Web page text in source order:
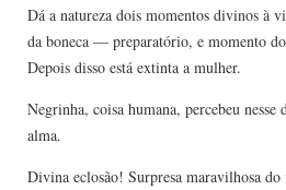
Dá a natureza dois momentos divinos à
da boneca — preparatório, e momento
Depois disso está extinta a mulher.
Negrinha, coisa humana, percebeu nesse
alma.
Divina eclosão! Surpresa maravilhosa